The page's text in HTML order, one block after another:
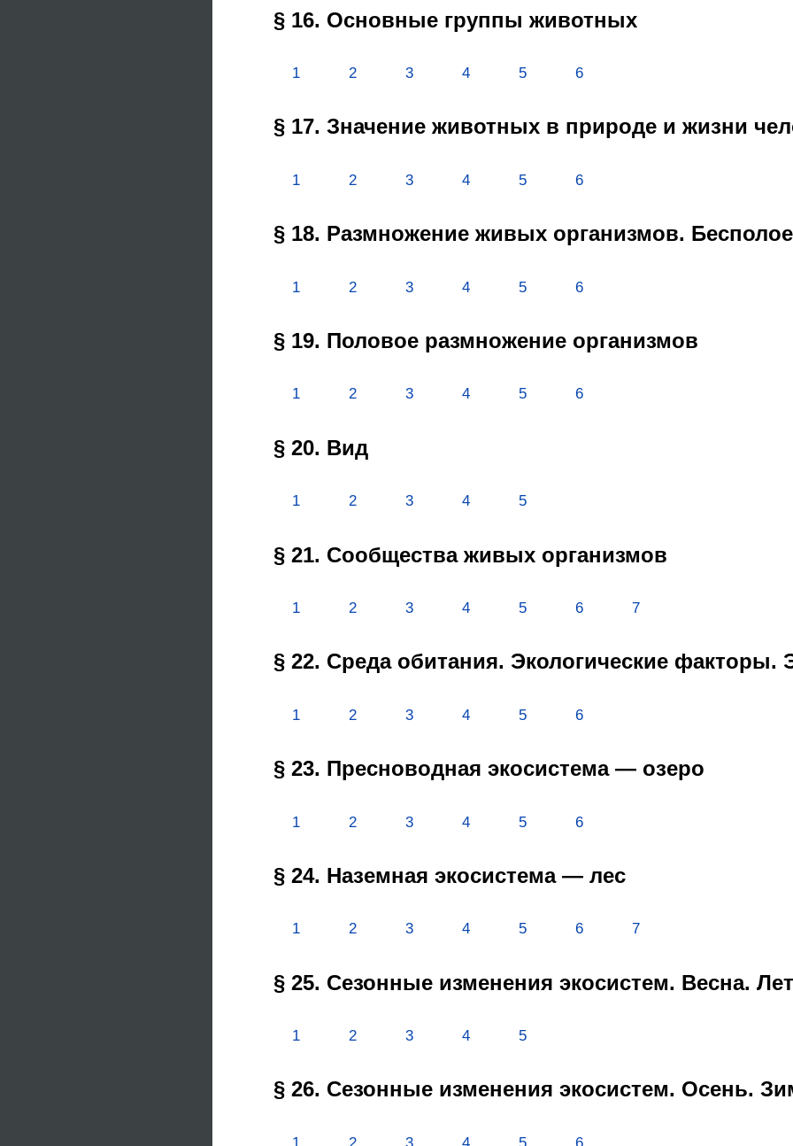
§ 16. Основные группы животных
1 2 3 4 5 6
§ 17. Значение животных в природе и жизни
1 2 3 4 5 6
§ 18. Размножение живых организмов.
1 2 3 4 5 6
§ 19. Половое размножение организмов
1 2 3 4 5 6
§ 20. Вид
1 2 3 4 5
§ 21. Сообщества живых организмов
1 2 3 4 5 6 7
§ 22. Среда обитания. Экологические факторы.
1 2 3 4 5 6
§ 23. Пресноводная экосистема — озеро
1 2 3 4 5 6
§ 24. Наземная экосистема — лес
1 2 3 4 5 6 7
§ 25. Сезонные изменения экосистем. Весна.
1 2 3 4 5
§ 26. Сезонные изменения экосистем. Осень.